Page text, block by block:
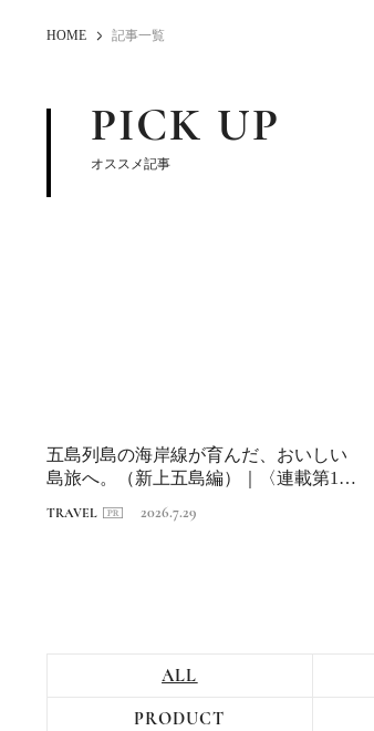
HOME 記事一覧
PICK UP
オススメ記事
五島列島の海岸線が育んだ、おいしい
島旅へ。（新上五島編）｜〈連載第1
TRAVEL 2026.7.29
ALL
PRODUCT